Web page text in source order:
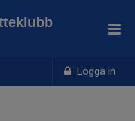
Logga in